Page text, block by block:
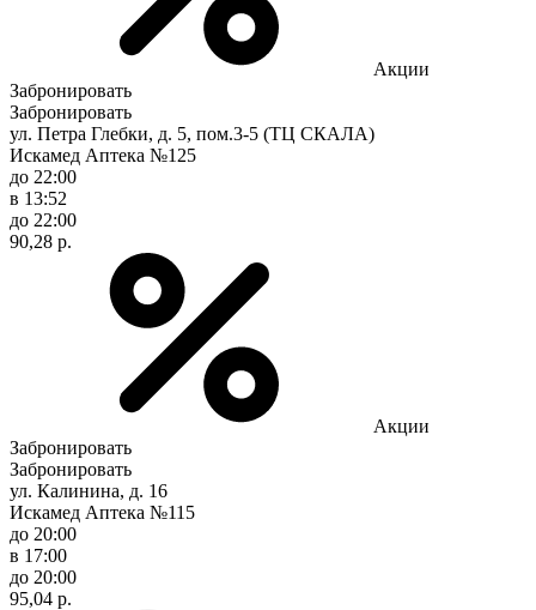
Акции
Забронировать
Забронировать
ул. Петра Глебки, д. 5, пом.3-5 (ТЦ СКАЛА)
Искамед Аптека №125
до 22:00
в 13:52
до 22:00
90,28 р.
Акции
Забронировать
Забронировать
ул. Калинина, д. 16
Искамед Аптека №115
до 20:00
в 17:00
до 20:00
95,04 р.